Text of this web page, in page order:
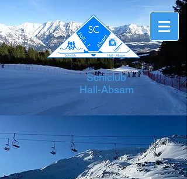
Schiclub
Hall-Absam